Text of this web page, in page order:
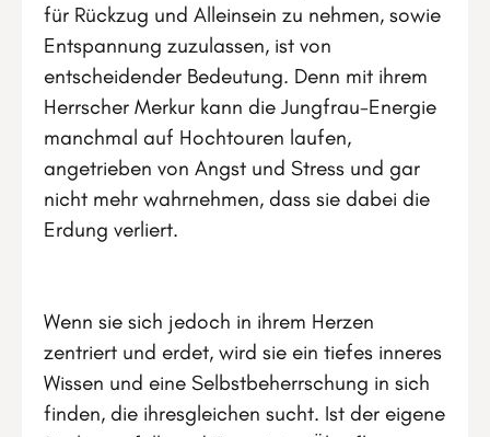
für Rückzug und Alleinsein zu nehmen, sowie
Entspannung zuzulassen, ist von
entscheidender Bedeutung. Denn mit ihrem
Herrscher Merkur kann die Jungfrau-Energie
manchmal auf Hochtouren laufen,
angetrieben von Angst und Stress und gar
nicht mehr wahrnehmen, dass sie dabei die
Erdung verliert.
Wenn sie sich jedoch in ihrem Herzen
zentriert und erdet, wird sie ein tiefes inneres
Wissen und eine Selbstbeherrschung in sich
finden, die ihresgleichen sucht. Ist der eigene